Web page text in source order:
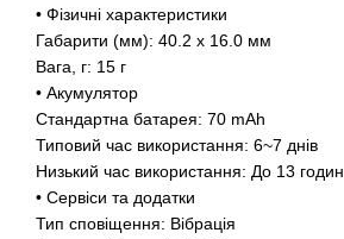
• Фізичні характеристики
Габарити (мм): 40.2 x 16.0 мм
Вага, г: 15 г
• Акумулятор
Стандартна батарея: 70 mAh
Типовий час використання: 6~7 днів
Низький час використання: До 13 годин
• Сервіси та додатки
Тип сповіщення: Вібрація